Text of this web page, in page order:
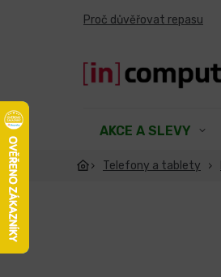
Proč důvěřovat repasu
AKCE A SLEVY
Telefony a tablety